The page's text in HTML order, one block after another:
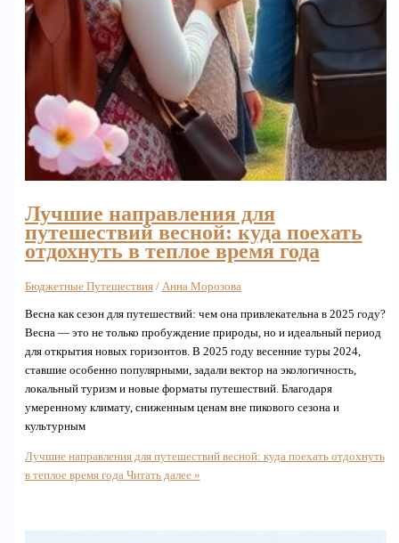
Лучшие направления для
путешествий весной: куда поехать
отдохнуть в теплое время года
Бюджетные Путешествия/ Анна Морозова
Весна как сезон для путешествий: чем она привлекательна в 2025 году?
Весна — это не только пробуждение природы, но и идеальный период
для открытия новых горизонтов. В 2025 году весенние туры 2024,
ставшие особенно популярными, задали вектор на экологичность,
локальный туризм и новые форматы путешествий. Благодаря
умеренному климату, сниженным ценам вне пикового сезона и
культурным
Лучшие направления для путешествий весной: куда поехать отдохнуть
в теплое время годаЧитать далее »